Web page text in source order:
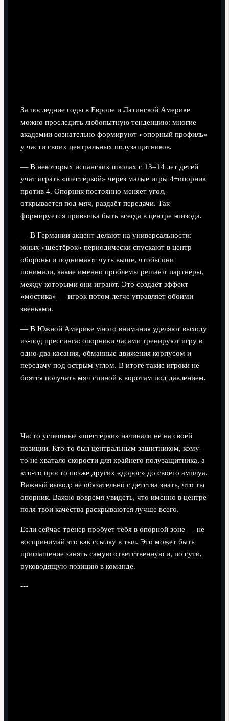
За последние годы в Европе и Латинской Америке
можно проследить любопытную тенденцию: многие
академии сознательно формируют «опорный профиль»
у части своих центральных полузащитников.
— В некоторых испанских школах с 13–14 лет детей
учат играть «шестёркой» через малые игры 4+опорник
против 4. Опорник постоянно меняет угол,
открывается под мяч, раздаёт передачи. Так
формируется привычка быть всегда в центре эпизода.
— В Германии акцент делают на универсальности:
юных «шестёрок» периодически спускают в центр
обороны и поднимают чуть выше, чтобы они
понимали, какие именно проблемы решают партнёры,
между которыми они играют. Это создаёт эффект
«мостика» — игрок потом легче управляет обоими
звеньями.
— В Южной Америке много внимания уделяют выходу
из-под прессинга: опорники часами тренируют игру в
одно-два касания, обманные движения корпусом и
передачу под острым углом. В итоге такие игроки не
боятся получать мяч спиной к воротам под давлением.
Часто успешные «шестёрки» начинали не на своей
позиции. Кто-то был центральным защитником, кому-
то не хватало скорости для крайнего полузащитника, а
кто-то просто позже других «дорос» до своего амплуа.
Важный вывод: не обязательно с детства знать, что ты
опорник. Важно вовремя увидеть, что именно в центре
поля твои качества раскрываются лучше всего.
Если сейчас тренер пробует тебя в опорной зоне — не
воспринимай это как ссылку в тыл. Это может быть
приглашение занять самую ответственную и, по сути,
руководящую позицию в команде.
---